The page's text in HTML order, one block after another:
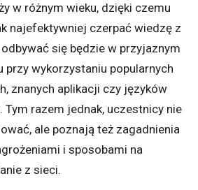
w różnym wieku, dzięki czemu
najefektywniej czerpać wiedzę z
się będzie w przyjaznym
przy wykorzystaniu popularnych
znanych aplikacji czy języków
razem jednak, uczestnicy nie
ale poznają też zagadnienia
i sposobami na
z sieci.